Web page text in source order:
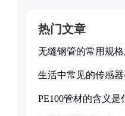
热门文章
无缝钢管的常用规
生活中常见的传感
PE100管材的含义是